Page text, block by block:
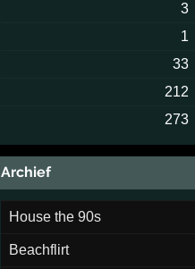
3
1
33
212
273
Archief
House the 90s
Beachflirt